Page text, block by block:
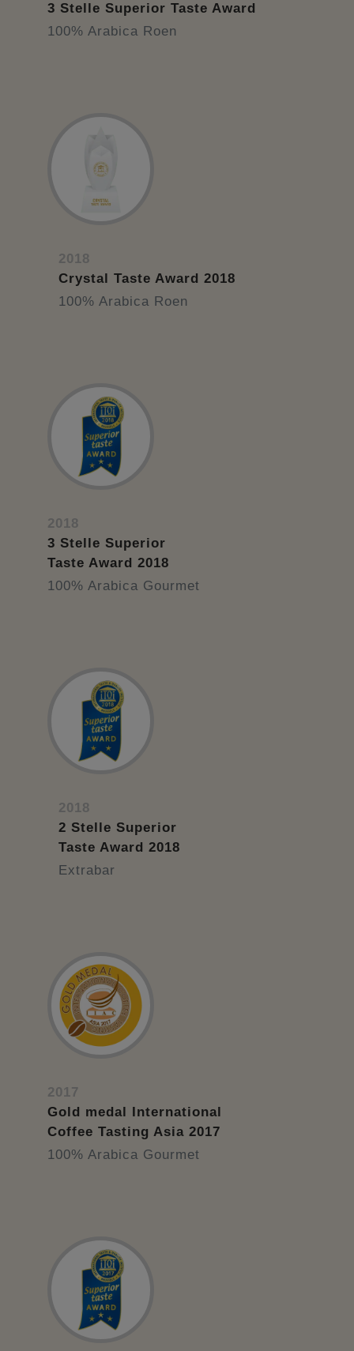
3 Stelle Superior Taste Award
100% Arabica Roen
2018
Crystal Taste Award 2018
100% Arabica Roen
2018
3 Stelle Superior
Taste Award 2018
100% Arabica Gourmet
2018
2 Stelle Superior
Taste Award 2018
Extrabar
2017
Gold medal International
Coffee Tasting Asia 2017
100% Arabica Gourmet